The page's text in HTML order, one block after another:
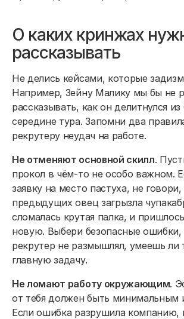
О каких кринжах
рассказывать
Не делись кейсами, которые
Например, Зейну Малику мы бы не
рассказывать, как он делитнулся
середине тура. Запомни два
рекрутеру неудач на работе.
Не отменяют основной скилл.
прокол в чём-то не особо важном.
заявку на место пастуха, не говори,
предыдущих овец загрызла
сломалась крутая палка, и
новую. Выбери безопасные ошибки,
рекрутер не размышлял, умеешь ли
главную задачу.
Не ломают работу окружающим.
от тебя должен быть минимальным
Если ошибка разрушила компанию,